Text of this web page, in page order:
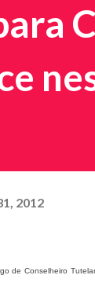
2012
de Conselheiro